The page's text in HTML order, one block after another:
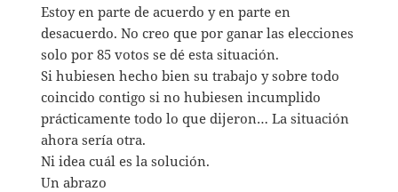
Estoy en parte de acuerdo y en parte en
desacuerdo. No creo que por ganar las elecciones
solo por 85 votos se dé esta situación.
Si hubiesen hecho bien su trabajo y sobre todo
coincido contigo si no hubiesen incumplido
prácticamente todo lo que dijeron… La situación
ahora sería otra.
Ni idea cuál es la solución.
Un abrazo